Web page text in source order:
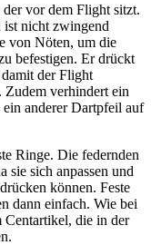
vor dem Flight sitzt.
nicht zwingend
von Nöten, um die
befestigen. Er drückt
der Flight
Zudem verhindert ein
anderer Dartpfeil auf
Ringe. Die federnden
sie sich anpassen und
können. Feste
dann einfach. Wie bei
Centartikel, die in der